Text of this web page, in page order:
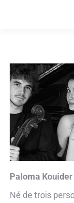
Paloma
Né de trois